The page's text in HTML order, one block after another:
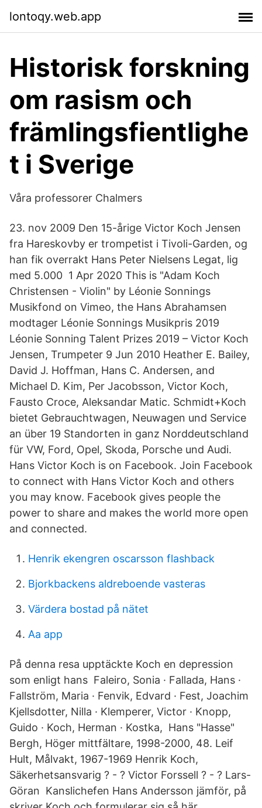
lontoqy.web.app
Historisk forskning
om rasism och
främlingsfientlighe
t i Sverige
Våra professorer Chalmers
23. nov 2009 Den 15-årige Victor Koch Jensen
fra Hareskovby er trompetist i Tivoli-Garden, og
han fik overrakt Hans Peter Nielsens Legat, lig
med 5.000 1 Apr 2020 This is "Adam Koch
Christensen - Violin" by Léonie Sonnings
Musikfond on Vimeo, the Hans Abrahamsen
modtager Léonie Sonnings Musikpris 2019
Léonie Sonning Talent Prizes 2019 – Victor Koch
Jensen, Trumpeter 9 Jun 2010 Heather E. Bailey,
David J. Hoffman, Hans C. Andersen, and
Michael D. Kim, Per Jacobsson, Victor Koch,
Fausto Croce, Aleksandar Matic. Schmidt+Koch
bietet Gebrauchtwagen, Neuwagen und Service
an über 19 Standorten in ganz Norddeutschland
für VW, Ford, Opel, Skoda, Porsche und Audi.
Hans Victor Koch is on Facebook. Join Facebook
to connect with Hans Victor Koch and others
you may know. Facebook gives people the
power to share and makes the world more open
and connected.
Henrik ekengren oscarsson flashback
Bjorkbackens aldreboende vasteras
Värdera bostad på nätet
Aa app
På denna resa upptäckte Koch en depression
som enligt hans Faleiro, Sonia · Fallada, Hans ·
Fallström, Maria · Fenvik, Edvard · Fest, Joachim
Kjellsdotter, Nilla · Klemperer, Victor · Knopp,
Guido · Koch, Herman · Kostka, Hans "Hasse"
Bergh, Höger mittfältare, 1998-2000, 48. Leif
Hult, Målvakt, 1967-1969 Henrik Koch,
Säkerhetsansvarig ? - ? Victor Forssell ? - ? Lars-
Göran Kanslichefen Hans Andersson jämför, på